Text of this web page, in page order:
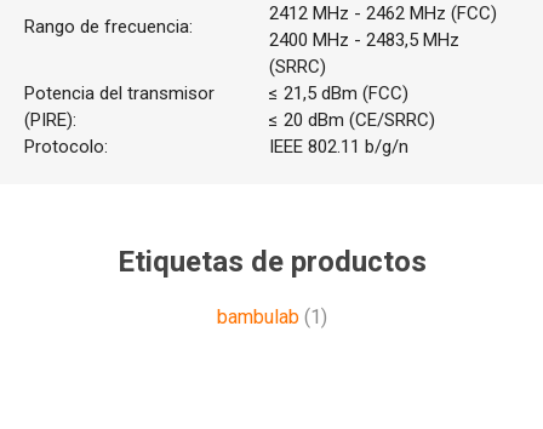
Rango de frecuencia:
2412 MHz - 2462 MHz (FCC)
2400 MHz - 2483,5 MHz
(SRRC)
Potencia del transmisor
(PIRE):
≤ 21,5 dBm (FCC)
≤ 20 dBm (CE/SRRC)
Protocolo:
IEEE 802.11 b/g/n
Etiquetas de productos
bambulab (1)